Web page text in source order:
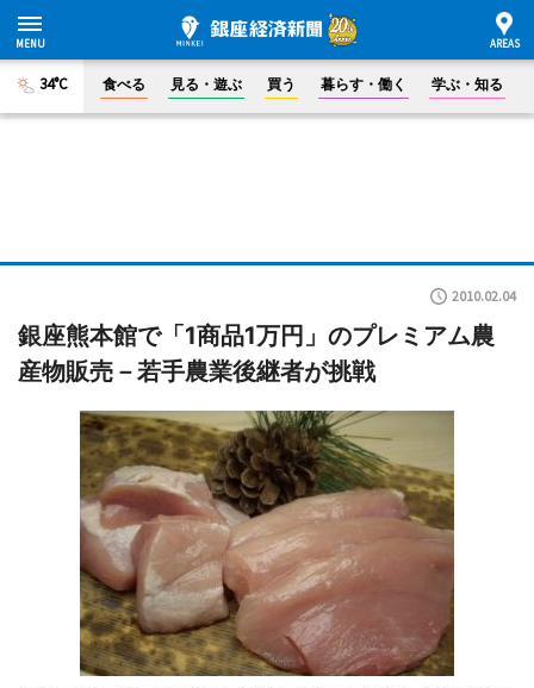
34°C 食べる 見る・遊ぶ 買う 暮らす・働く 学ぶ・知る
2010.02.04
銀座熊本館で「1商品1万円」のプレミアム農
産物販売－若手農業後継者が挑戦